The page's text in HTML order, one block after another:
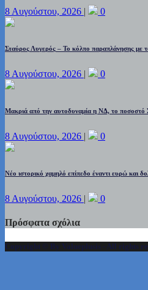
8 Αυγούστου, 2026 | 0
Σταύρος Λυγερός – Το κόλπο παραπλάνησης με
8 Αυγούστου, 2026 | 0
Μακριά από την αυτοδυναμία η ΝΔ, το
8 Αυγούστου, 2026 | 0
Νέο ιστορικό χαμηλό επίπεδο έναντι ευρώ και
8 Αυγούστου, 2026 | 0
Πρόσφατα σχόλια
Copyright © By Valueplusis - All rights